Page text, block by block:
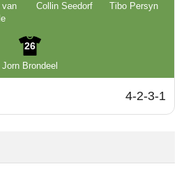
van
Collin Seedorf
Tibo Persyn
26
Jorn Brondeel
4-2-3-1